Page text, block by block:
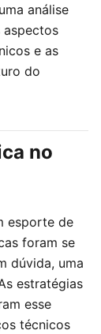
análise
aspectos
e as
do
no
esporte de
foram se
dúvida, uma
estratégias
esse
técnicos